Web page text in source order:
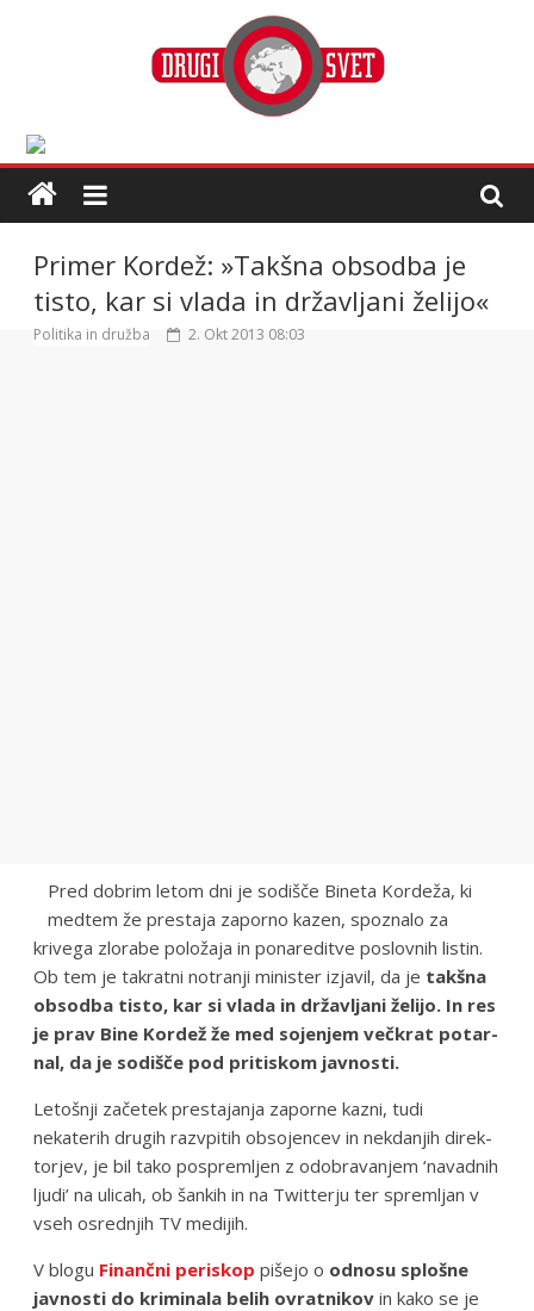
Primer Kordež: »Takšna obsodba je
tisto, kar si vlada in drža­vljani želijo«
Politika in družba 2. Okt 2013 08:03
Pred dobrim letom dni je sodišče Bineta Kordeža, ki
medtem že prestaja zaporno kazen, spoznalo za
krivega zlorabe položaja in ponareditve poslovnih listin.
Ob tem je takratni notranji minister izjavil, da je takšna
obsodba tisto, kar si vlada in državljani želijo. In res
je prav Bine Kordež že med soje­njem več­krat potar­
nal, da je sodi­šče pod pri­ti­skom javnosti.
Leto­šnji zače­tek pre­sta­ja­nja zaporne kazni, tudi
nekaterih drugih razvpitih obso­jen­cev in nek­da­njih direk­
tor­jev, je bil tako pospre­mljen z odo­bra­va­njem ‘nava­dnih
ljudi’ na uli­cah, ob šan­kih in na Twitterju ter spre­mljan v
vseh osrednjih TV medijih.
V blogu Finančni periskop pišejo o odnosu splo­šne
jav­no­sti do krimi­nala belih ovratni­kovin kako se je